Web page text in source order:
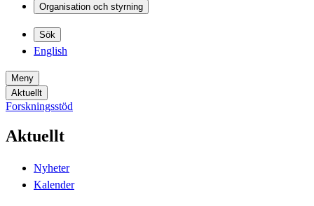
Organisation och styrning
Sök
English
Meny
Aktuellt
Forskningsstöd
Aktuellt
Nyheter
Kalender